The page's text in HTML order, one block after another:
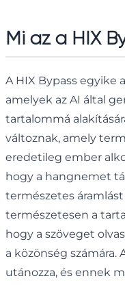
Mi az a HIX
A HIX Bypass egyike
amelyek az AI által
tartalommá
változnak, amely
eredetileg ember
hogy a hangnemet
természetes
természetesen a
hogy a szöveget
a közönség számára.
utánozza, és ennek